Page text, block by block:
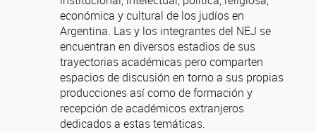
económica y cultural de los judíos en
Argentina. Las y los integrantes del NEJ se
encuentran en diversos estadios de sus
trayectorias académicas pero comparten
espacios de discusión en torno a sus propias
producciones así como de formación y
recepción de académicos extranjeros
dedicados a estas temáticas.